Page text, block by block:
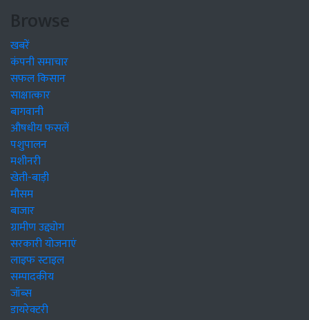
Browse
खबरें
कंपनी समाचार
सफल किसान
साक्षात्कार
बागवानी
औषधीय फसलें
पशुपालन
मशीनरी
खेती-बाड़ी
मौसम
बाजार
ग्रामीण उद्द्योग
सरकारी योजनाएं
लाइफ स्टाइल
सम्पादकीय
जॉब्स
डायरेक्टरी